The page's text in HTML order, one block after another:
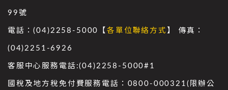
99號
電話：(04)2258-5000【各單位聯絡方式 】 傳真：
(04)2251-6926
客服中心服務電話:(04)2258-5000#1
國稅及地方稅免付費服務電話：0800-000321(限辦公